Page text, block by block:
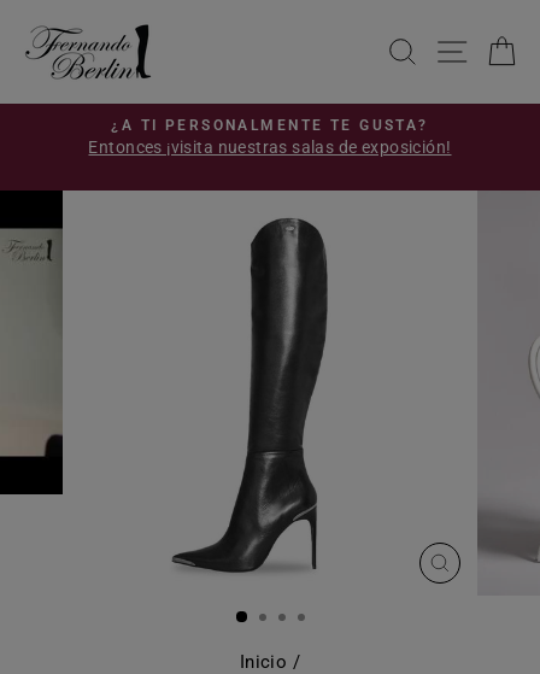
directamente
BUSCAR
diapositivas
¿A TI PERSONALMENTE TE GUSTA?
Entonces ¡visita nuestras salas de exposición!
CERRAR
Inicio /